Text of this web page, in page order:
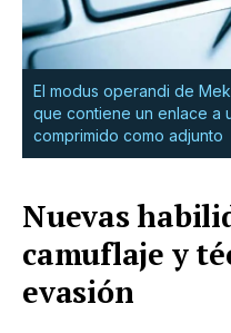
El modus operandi de
que contiene un enlace a
comprimido como adjunto
Nuevas
camuflaje y
evasión